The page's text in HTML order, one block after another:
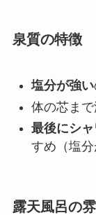
泉質の特徴
塩分が強い
体の芯まで
最後にシ
すめ（塩分
露天風呂の